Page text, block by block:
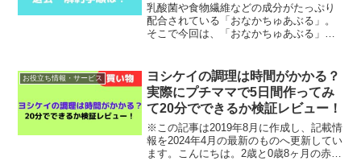
乳酸菌や食物繊維などの成分がたっぷり
配合されている「おなかちゅあぶる」。
そこで今回は、「おなかちゅあぶる」の
続きはおなかちゅあぶる公式サイトにア
クセス電話にて退会・解約...
お役立ち情報・サービス
ヨシケイの調理は時間がかかる？
実際にプチママで5日間作ってみ
て20分でできるか検証レビュー！
※この記事は2019年8月に作成し、記載情
報を2024年4月の最新のものへ更新してい
ます。こんにちは。2歳と0歳8ヶ月の赤ち